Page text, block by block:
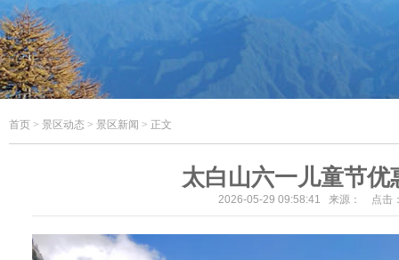
首页 > 景区动态 > 景区新闻 > 正文
太白山六一儿童节优
2026-05-29 09:58:41 来源： 点击